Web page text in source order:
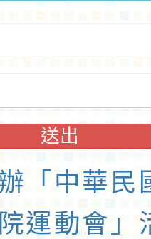
送出
「中華民
運動會」